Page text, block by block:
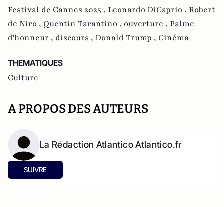
Festival de Cannes 2025 , Leonardo DiCaprio , Robert
de Niro , Quentin Tarantino , ouverture , Palme
d'honneur , discours , Donald Trump , Cinéma
THEMATIQUES
Culture
A PROPOS DES AUTEURS
La Rédaction Atlantico Atlantico.fr
SUIVRE